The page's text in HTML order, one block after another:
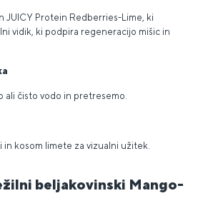
JUICY Protein Redberries-Lime, ki
vidik, ki podpira regeneracijo mišic in
ali čisto vodo in pretresemo.
kosom limete za vizualni užitek.
beljakovinski Mango-